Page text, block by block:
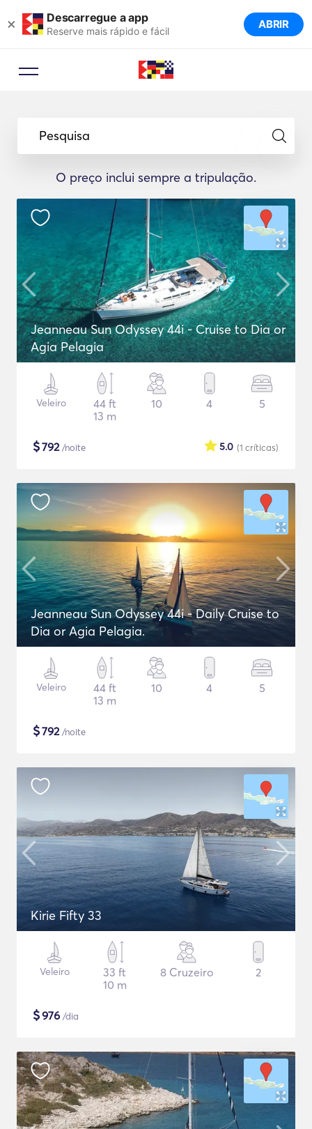
× Descarregue a app
Reserve mais rápido e fácil ABRIR
Pesquisa
O preço inclui sempre a tripulação.
Jeanneau Sun Odyssey 44i - Cruise to Dia or
Agia Pelagia
Veleiro
44 ft
13 m
10 4 5
$792/noite (1 críticas)
5.0
Jeanneau Sun Odyssey 44i - Daily Cruise to
Dia or Agia Pelagia.
Veleiro
44 ft
13 m
10 4 5
$792/noite
Kirie Fifty 33
Veleiro
33 ft
10 m
8 Cruzeiro 2
$976 /dia